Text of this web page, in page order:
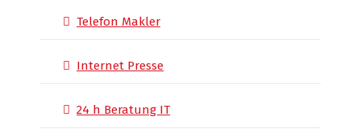
Telefon Makler
Internet Presse
24 h Beratung IT